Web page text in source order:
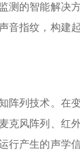
测的智能解决
音指纹，构建
阵列技术。在
克风阵列、红
行产生的声学